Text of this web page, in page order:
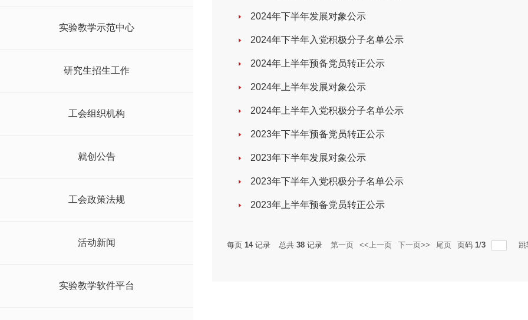
实验教学示范中心
研究生招生工作
工会组织机构
就创公告
工会政策法规
活动新闻
实验教学软件平台
2024年下半年发展对象公示
2024年下半年入党积极分子名单公示
2024年上半年预备党员转正公示
2024年上半年发展对象公示
2024年上半年入党积极分子名单公示
2023年下半年预备党员转正公示
2023年下半年发展对象公示
2023年下半年入党积极分子名单公示
2023年上半年预备党员转正公示
每页 14记录 总共 38 记录 第一页 <<上一页 下一页>> 尾页 页码 1/3